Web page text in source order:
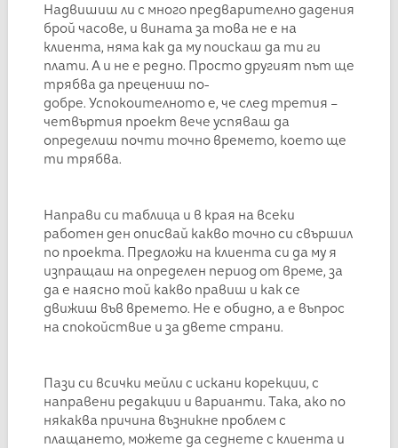
Надвишиш ли с много предварително дадения
брой часове, и вината за това не е на
клиента, няма как да му поискаш да ти ги
плати. А и не е редно. Просто другият път ще
трябва да прецениш по-
добре. Успокоителното е, че след третия –
четвъртия проект вече успяваш да
определиш почти точно времето, което ще
ти трябва.
Направи си таблица и в края на всеки
работен ден описвай какво точно си свършил
по проекта. Предложи на клиента си да му я
изпращаш на определен период от време, за
да е наясно той какво правиш и как се
движиш във времето. Не е обидно, а е въпрос
на спокойствие и за двете страни.
Пази си всички мейли с искани корекции, с
направени редакции и варианти. Така, ако по
някаква причина възникне проблем с
плащането, можете да седнете с клиента и